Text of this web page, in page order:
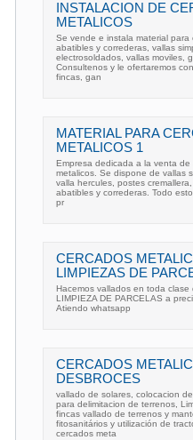
INSTALACION DE
METALICOS
Se vende e instala material para
abatibles y correderas, vallas
electrosoldados, vallas moviles,
Consultenos y le ofertaremos
fincas, gan
MATERIAL PARA
METALICOS 1
Empresa dedicada a la venta de
metalicos. Se dispone de vallas
valla hercules, postes
abatibles y correderas. Todo
pr
CERCADOS
LIMPIEZAS DE
Hacemos vallados en toda clase
LIMPIEZA DE PARCELAS a
Atiendo whatsapp
CERCADOS
DESBROCES
vallado de solares, colocacion
para delimitacion de terrenos,
fincas vallado de terrenos y
fitosanitários y utilización de
cercados meta